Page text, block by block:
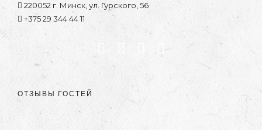
220052 г. Минск, ул. Гурского, 56
+375 29 344 44 11
ОТЗЫВЫ ГОСТЕЙ